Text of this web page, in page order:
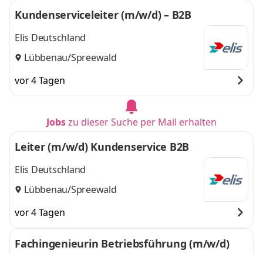
Kundenserviceleiter (m/w/d) – B2B
Elis Deutschland
Lübbenau/Spreewald
vor 4 Tagen
Jobszu dieser Suche per Mail erhalten
Leiter (m/w/d) Kundenservice B2B
Elis Deutschland
Lübbenau/Spreewald
vor 4 Tagen
Fachingenieurin Betriebsführung (m/w/d)